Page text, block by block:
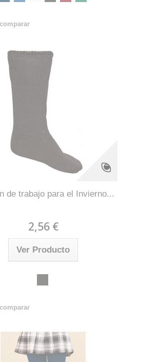
de trabajo para el Invierno...
2,56 €
Ver Producto